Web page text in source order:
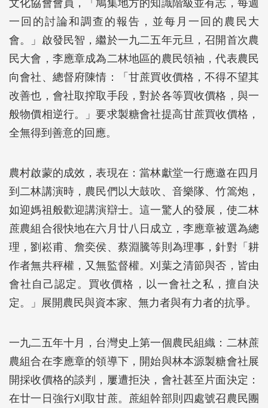
文化協會會員，「鳩集地方的知識階級並有志，每週
一回的討論和調查的報告，並每月一回的農民大
會。」啟發民智，繼於一九二五年元旦，召開首次農
民大會，李應章成為二林地區的農民領袖，代表農民
向會社、總督府陳情：「甘蔗買收價格，不得不望其
改善也，會社取搾取手段，對於各等買收價格，與一
般物價相逆行。」要求製糖會社提高甘蔗買收價格，
全無得到善意的回應。
農村啟蒙的成效，表現在：當林獻堂一行應邀在四月
到二林講演時，農民們以大鼓吹、音樂隊、竹篙炮，
如迎媽祖般歡迎講演辯士。這一驚人的發展，使二林
蔗農組合很快地在六月廿八日成立，李應章被選為總
理，劉崧甫、詹奕侯、蔡淵騰等則為理事，針對「耕
作者無共秤權，又無監督權。刈葉之清節與否，皆由
會社自己認定。買收價格，以一會社之私，擅自決
定。」展開農民與資本家、無力者與有力者的抗爭。
一九二五年十月，台灣史上第一個農民組織：二林蔗
農組合在李應章的領導下，開始與林本源製糖會社展
開採收價格的談判，屢遭拒決，會社甚至片面決定：
在廿一日強行刈取甘蔗。蔗組幹部則四處號召農民團